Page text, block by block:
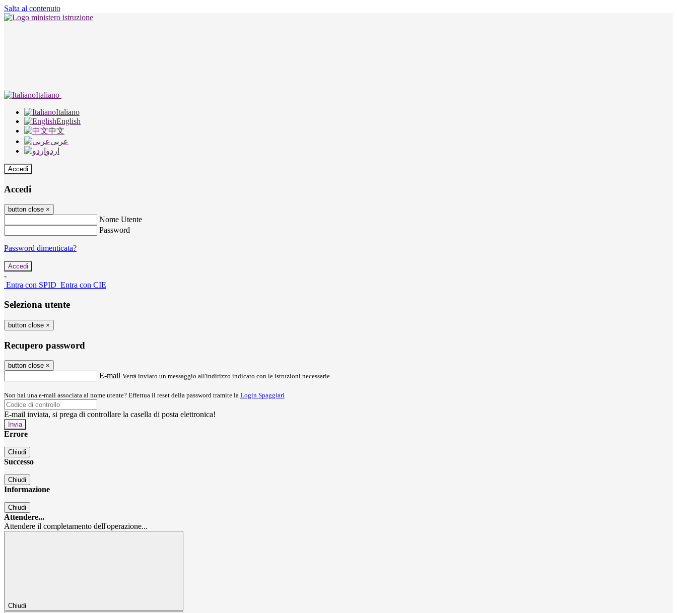
Salta al contenuto
Italiano
Italiano
English
中文
عربى
اردو
Accedi
Accedi
button close ×
Nome Utente
Password
Password dimenticata?
-
Entra con SPID Entra con CIE
Seleziona utente
button close ×
Recupero password
button close ×
E-mail Verrà inviato un messaggio all'indirizzo indicato con le istruzioni necessarie.
Non hai una e-mail associata al nome utente? Effettua il reset della password tramite la Login Spaggiari
E-mail inviata, si prega di controllare la casella di posta elettronica!
Errore
Chiudi
Successo
Chiudi
Informazione
Chiudi
Attendere...
Attendere il completamento dell'operazione...
Chiudi